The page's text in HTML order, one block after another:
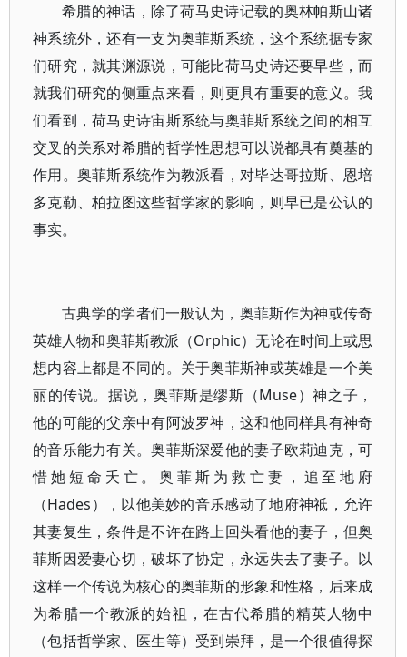
希腊的神话，除了荷马史诗记载的奥林帕斯山诸
神系统外，还有一支为奥菲斯系统，这个系统据专家
们研究，就其渊源说，可能比荷马史诗还要早些，而
就我们研究的侧重点来看，则更具有重要的意义。我
们看到，荷马史诗宙斯系统与奥菲斯系统之间的相互
交叉的关系对希腊的哲学性思想可以说都具有奠基的
作用。奥菲斯系统作为教派看，对毕达哥拉斯、恩培
多克勒、柏拉图这些哲学家的影响，则早已是公认的
事实。
古典学的学者们一般认为，奥菲斯作为神或传奇
英雄人物和奥菲斯教派（Orphic）无论在时间上或思
想内容上都是不同的。关于奥菲斯神或英雄是一个美
丽的传说。据说，奥菲斯是缪斯（Muse）神之子，
他的可能的父亲中有阿波罗神，这和他同样具有神奇
的音乐能力有关。奥菲斯深爱他的妻子欧莉迪克，可
惜她短命夭亡。奥菲斯为救亡妻，追至地府
（Hades），以他美妙的音乐感动了地府神祗，允许
其妻复生，条件是不许在路上回头看他的妻子，但奥
菲斯因爱妻心切，破坏了协定，永远失去了妻子。以
这样一个传说为核心的奥菲斯的形象和性格，后来成
为希腊一个教派的始祖，在古代希腊的精英人物中
（包括哲学家、医生等）受到崇拜，是一个很值得探